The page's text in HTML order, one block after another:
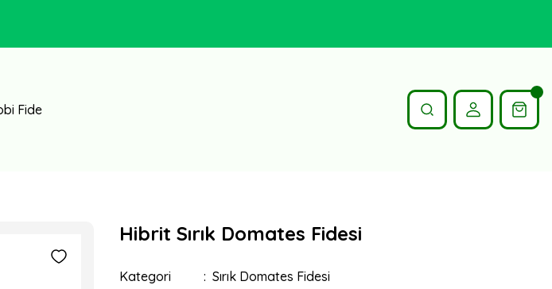
Fide
Hibrit Sırık Domates Fidesi
Kategori
Sırık Domates Fidesi